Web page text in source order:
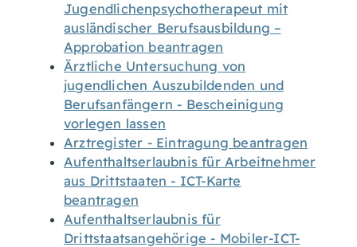
Jugendlichenpsychotherapeut mit
ausländischer Berufsausbildung –
Approbation beantragen
Ärztliche Untersuchung von
jugendlichen Auszubildenden und
Berufsanfängern - Bescheinigung
vorlegen lassen
Arztregister - Eintragung beantragen
Aufenthaltserlaubnis für Arbeitnehmer
aus Drittstaaten - ICT-Karte
beantragen
Aufenthaltserlaubnis für
Drittstaatsangehörige - Mobiler-ICT-